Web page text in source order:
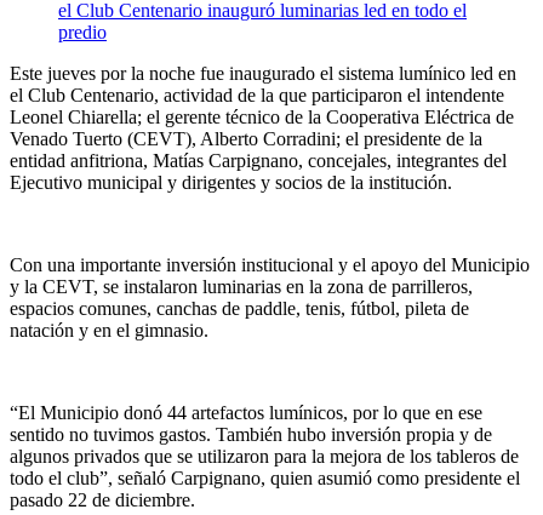
Este jueves por la noche fue inaugurado el sistema lumínico led en
el Club Centenario, actividad de la que participaron el intendente
Leonel Chiarella; el gerente técnico de la Cooperativa Eléctrica de
Venado Tuerto (CEVT), Alberto Corradini; el presidente de la
entidad anfitriona, Matías Carpignano, concejales, integrantes del
Ejecutivo municipal y dirigentes y socios de la institución.
Con una importante inversión institucional y el apoyo del Municipio
y la CEVT, se instalaron luminarias en la zona de parrilleros,
espacios comunes, canchas de paddle, tenis, fútbol, pileta de
natación y en el gimnasio.
“El Municipio donó 44 artefactos lumínicos, por lo que en ese
sentido no tuvimos gastos. También hubo inversión propia y de
algunos privados que se utilizaron para la mejora de los tableros de
todo el club”, señaló Carpignano, quien asumió como presidente el
pasado 22 de diciembre.